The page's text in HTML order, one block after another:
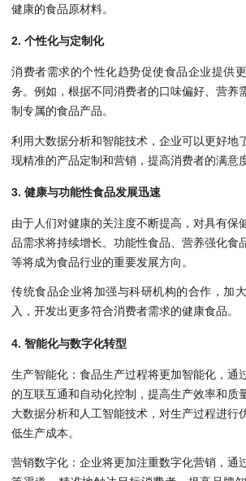
健康的食品原材料。
2. 个性化与定制化
消费者需求的个性化趋势促使食品企业提供
务。例如，根据不同消费者的口味偏好、营养
制专属的食品产品。
利用大数据分析和智能技术，企业可以更好地
现精准的产品定制和营销，提高消费者的满意
3. 健康与功能性食品发展迅速
由于人们对健康的关注度不断提高，对具有保
品需求将持续增长。功能性食品、营养强化食
等将成为食品行业的重要发展方向。
传统食品企业将加强与科研机构的合作，加
入，开发出更多符合消费者需求的健康食品。
4. 智能化与数字化转型
生产智能化：食品生产过程将更加智能化，通
的互联互通和自动化控制，提高生产效率和质
大数据分析和人工智能技术，对生产过程进行
低生产成本。
营销数字化：企业将更加注重数字化营销，通